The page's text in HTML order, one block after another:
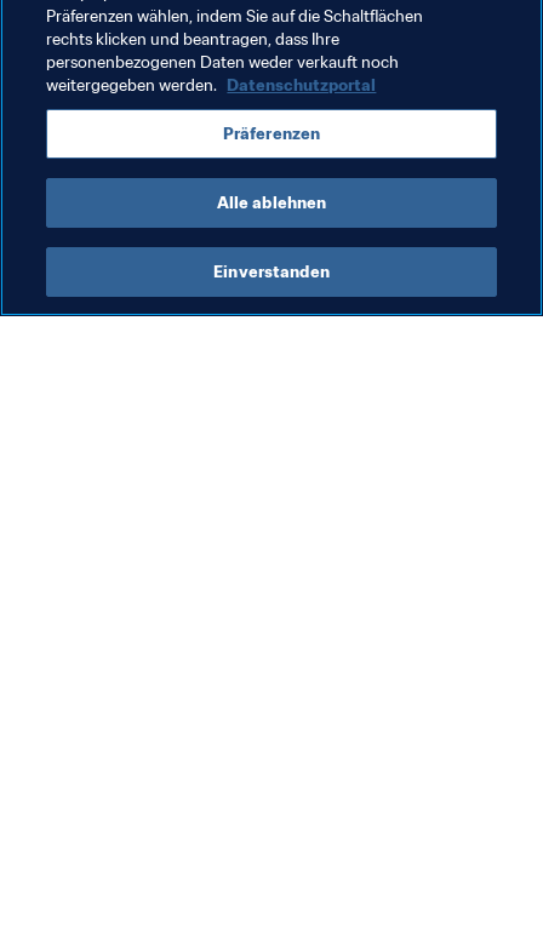
Verwandte Dokumente
Verwandte Themen
FIFA Frauen-Weltmeisterschaft Frankreich 2019
Präferenzen wählen, indem Sie auf die Schaltflächen
rechts klicken und beantragen, dass Ihre
personenbezogenen Daten weder verkauft noch
weitergegeben werden. Datenschutzportal
Präferenzen
Alle ablehnen
Einverstanden